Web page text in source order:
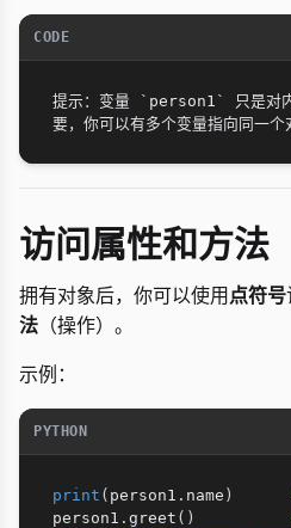
CODE
提示：变量 `person1` 只是对内
访问属性和方法
拥有对象后，你可以使用 点符号
法 （操作）。
示例：
PYTHON
print ( person1 . name )
person1 . greet ( )